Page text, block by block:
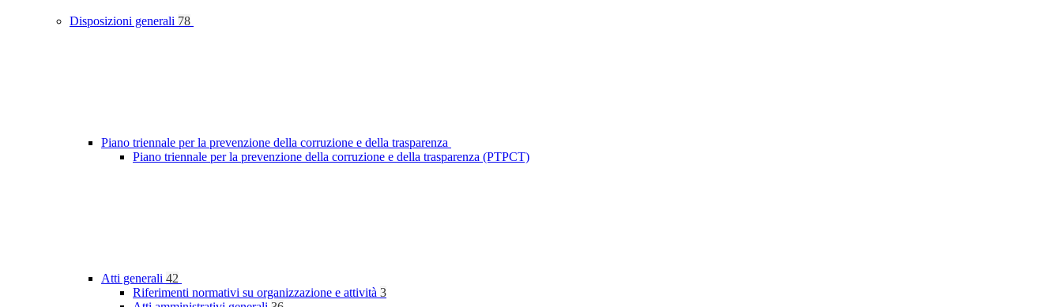
Disposizioni generali 78
Piano triennale per la prevenzione della corruzione e della trasparenza
Piano triennale per la prevenzione della corruzione e della trasparenza (PTPCT)
Atti generali 42
Riferimenti normativi su organizzazione e attività 3